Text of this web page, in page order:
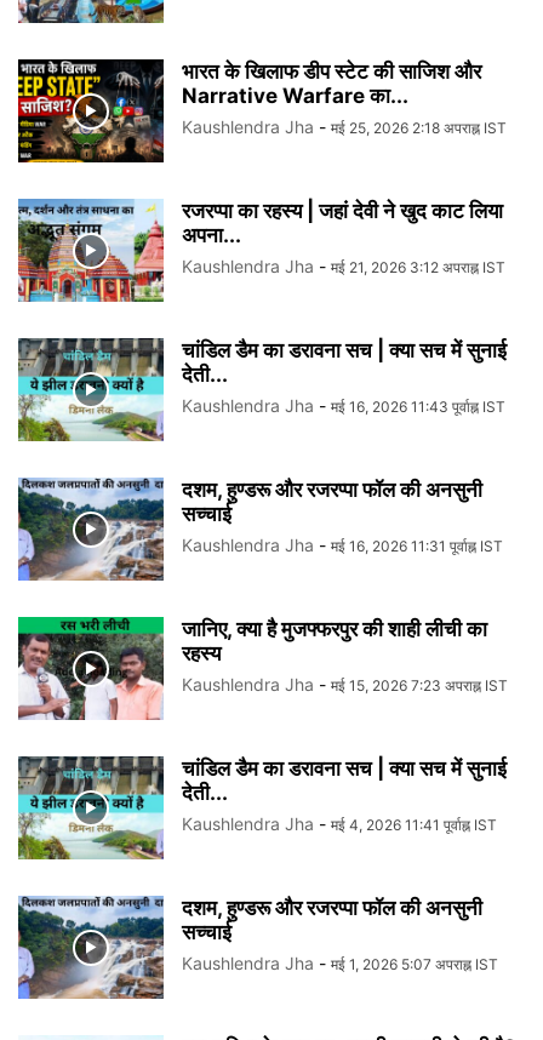
भारत के खिलाफ डीप स्टेट की साजिश और
Narrative Warfare का...
Kaushlendra Jha - मई 25, 2026 2:18 अपराह्न IST
रजरप्पा का रहस्य | जहां देवी ने खुद काट लिया
अपना...
Kaushlendra Jha - मई 21, 2026 3:12 अपराह्न IST
चांडिल डैम का डरावना सच | क्या सच में सुनाई
देती...
Kaushlendra Jha - मई 16, 2026 11:43 पूर्वाह्न IST
दशम, हुण्डरू और रजरप्पा फॉल की अनसुनी
सच्चाई
Kaushlendra Jha - मई 16, 2026 11:31 पूर्वाह्न IST
जानिए, क्या है मुजफ्फरपुर की शाही लीची का
रहस्य
Kaushlendra Jha - मई 15, 2026 7:23 अपराह्न IST
चांडिल डैम का डरावना सच | क्या सच में सुनाई
देती...
Kaushlendra Jha - मई 4, 2026 11:41 पूर्वाह्न IST
दशम, हुण्डरू और रजरप्पा फॉल की अनसुनी
सच्चाई
Kaushlendra Jha - मई 1, 2026 5:07 अपराह्न IST